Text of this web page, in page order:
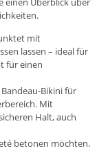
mit
lassen – ideal für
für einen
Bikini für
Mit
Halt, auch
betonen möchten.